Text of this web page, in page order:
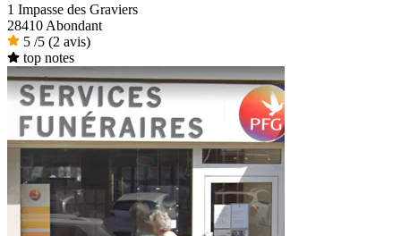
1 Impasse des Graviers
28410 Abondant
5 /5 (2 avis)
top notes